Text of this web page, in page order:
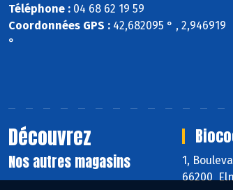
Téléphone : 04 68 62 19 59
Coordonnées GPS : 42,682095 ° , 2,946919
°
Découvrez
Nos autres magasins
1,
66200